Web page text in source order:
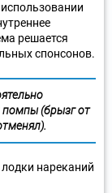
решается
спонсонов.
помпы (брызг от
нареканий